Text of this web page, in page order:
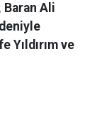
Baran Ali
Yıldırım ve